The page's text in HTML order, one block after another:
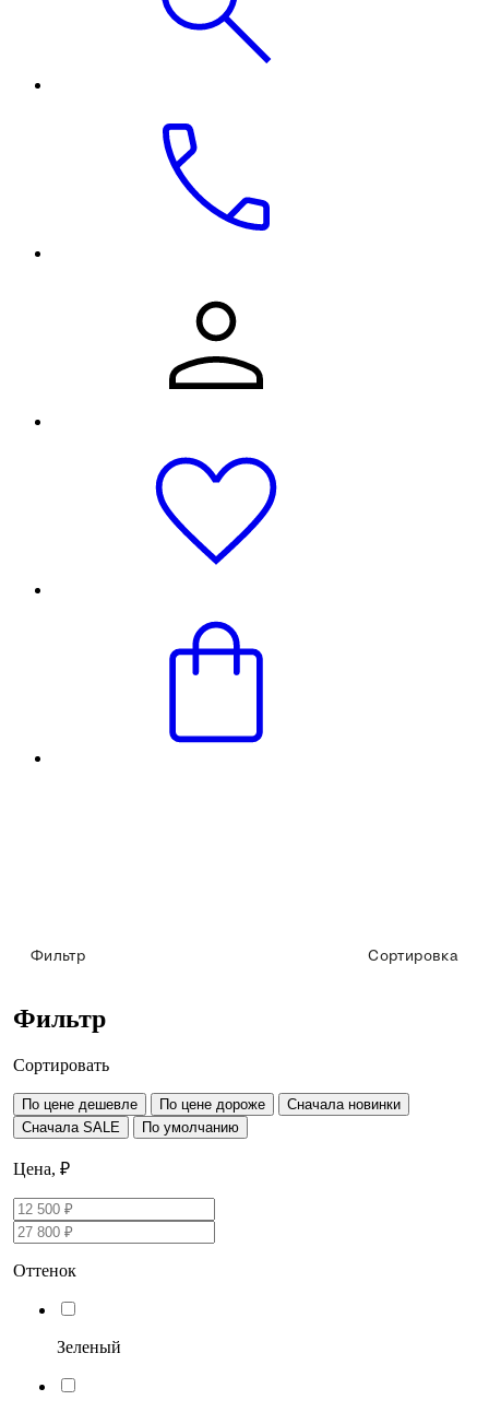
Фильтр Сортировка
Фильтр
Сортировать
По цене дешевле По цене дороже
Сначала новинки
Сначала SALE
По умолчанию
Цена, ₽
Оттенок
Зеленый